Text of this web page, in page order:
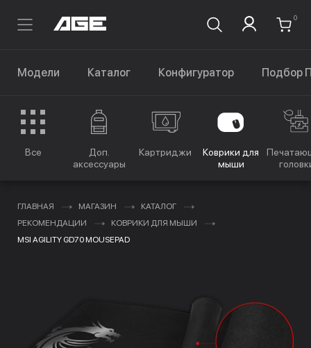
0
Модели Каталог Конфигуратор Подбор
Все
Доп.
аксессуары
Картриджи
Коврики для
мыши
ГЛАВНАЯ МАГАЗИН
КАТАЛОГ
РЕКОМЕНДАЦИИ
КОВРИКИ ДЛЯ МЫШИ
MSI AGILITY GD70 MOUSEPAD